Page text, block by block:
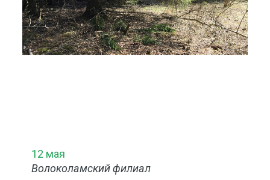
12 мая
Волоколамский филиал